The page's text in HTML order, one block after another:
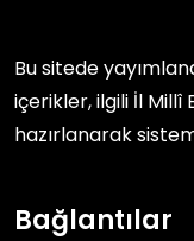
Bu sitede
içerikler, ilgili İl Millî
hazırlanarak
Bağlantılar